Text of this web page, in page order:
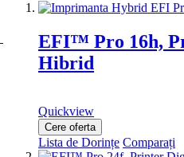
EFI™ Pro 16h,
Hibrid
Quickview
Cere oferta
Lista de Dorințe Comparați